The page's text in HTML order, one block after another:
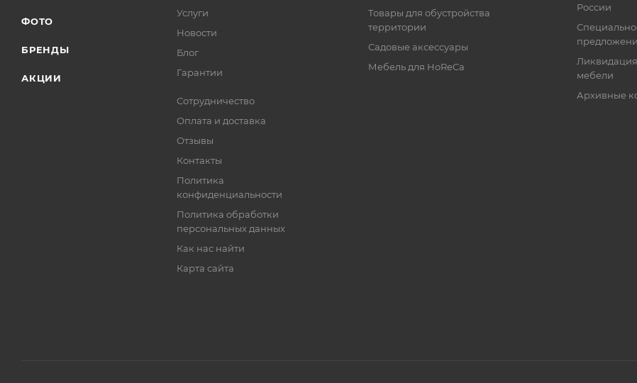
ФОТО
БРЕНДЫ
АКЦИИ
Услуги
Новости
Блог
Гарантии
Сотрудничество
Оплата и доставка
Отзывы
Контакты
Политика
конфиденциальности
Политика обработки
персональных данных
Как нас найти
Карта сайта
Товары для обустройства
территории
Садовые аксессуары
Мебель для HoReCa
России
Ликвидация
мебели
Архивные